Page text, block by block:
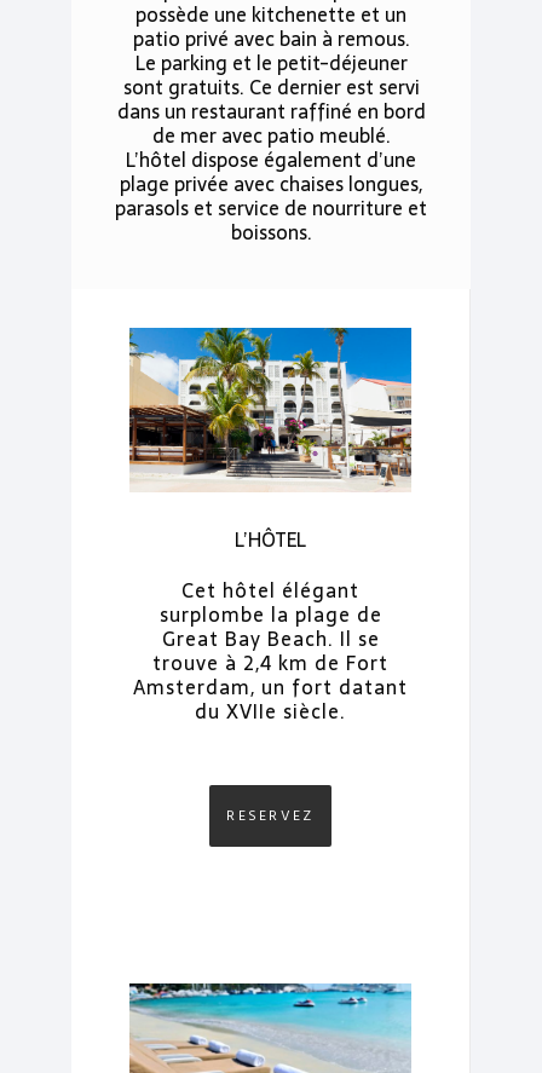
possède une kitchenette et un
patio privé avec bain à remous.
Le parking et le petit-déjeuner
sont gratuits. Ce dernier est servi
dans un restaurant raffiné en bord
de mer avec patio meublé.
L’hôtel dispose également d’une
plage privée avec chaises longues,
parasols et service de nourriture et
boissons.
L’HÔTEL
Cet hôtel élégant
surplombe la plage de
Great Bay Beach. Il se
trouve à 2,4 km de Fort
Amsterdam, un fort datant
du XVIIe siècle.
RESERVEZ